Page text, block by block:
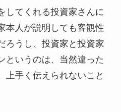
してくれる投資家さんに
本人が説明しても客観性
ろうし、投資家と投資家
というのは、当然違った
上手く伝えられないこと